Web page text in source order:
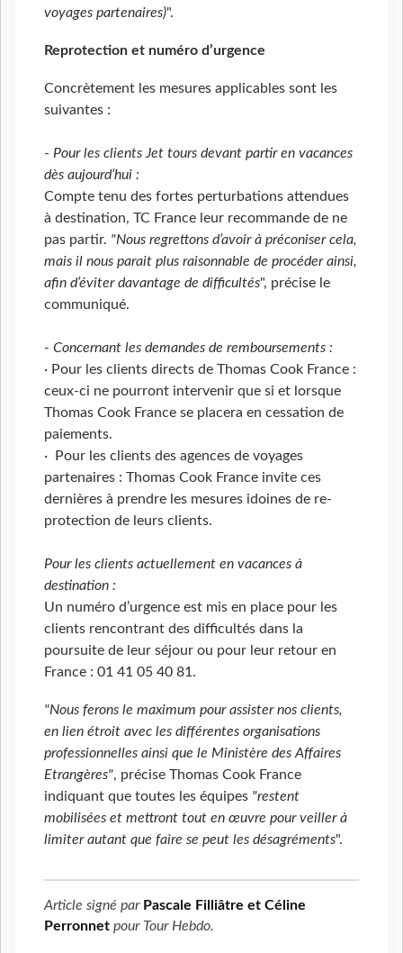
voyages partenaires)".
Reprotection et numéro d’urgence
Concrètement les mesures applicables sont les
suivantes :
- Pour les clients Jet tours devant partir en vacances
dès aujourd’hui :
Compte tenu des fortes perturbations attendues
à destination, TC France leur recommande de ne
pas partir. "Nous regrettons d’avoir à préconiser cela,
mais il nous parait plus raisonnable de procéder ainsi,
afin d’éviter davantage de difficultés", précise le
communiqué.
- Concernant les demandes de remboursements :
· Pour les clients directs de Thomas Cook France :
ceux-ci ne pourront intervenir que si et lorsque
Thomas Cook France se placera en cessation de
paiements.
· Pour les clients des agences de voyages
partenaires : Thomas Cook France invite ces
dernières à prendre les mesures idoines de re-
protection de leurs clients.
Pour les clients actuellement en vacances à
destination :
Un numéro d’urgence est mis en place pour les
clients rencontrant des difficultés dans la
poursuite de leur séjour ou pour leur retour en
France : 01 41 05 40 81.
"Nous ferons le maximum pour assister nos clients,
en lien étroit avec les différentes organisations
professionnelles ainsi que le Ministère des Affaires
Etrangères", précise Thomas Cook France
indiquant que toutes les équipes "restent
mobilisées et mettront tout en œuvre pour veiller à
limiter autant que faire se peut les désagréments".
Article signé par Pascale Filliâtre et Céline
Perronnet pour Tour Hebdo.